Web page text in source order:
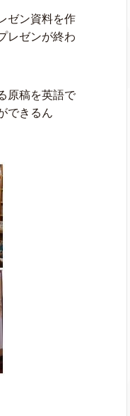
ゼン資料を作
レゼンが終わ
原稿を英語で
できるん